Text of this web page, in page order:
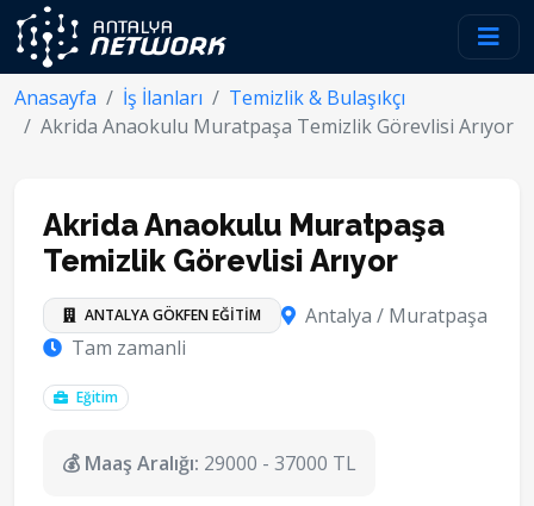
Anasayfa İş İlanları
Temizlik & Bulaşıkçı
Akrida Anaokulu Muratpaşa Temizlik Görevlisi Arıyor
Akrida Anaokulu Muratpaşa
Temizlik Görevlisi Arıyor
ANTALYA GÖKFEN EĞİTİM
Antalya / Muratpaşa
Tam zamanli
Eğitim
💰 Maaş Aralığı: 29000 - 37000 TL